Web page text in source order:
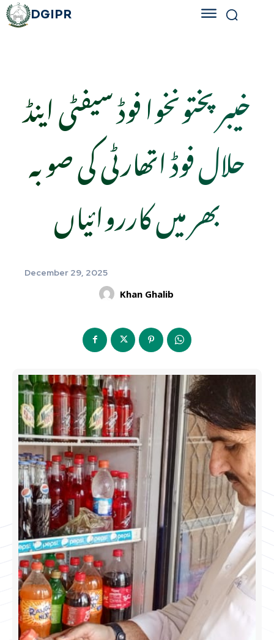
DGIPR
خیبر پختونخوا فوڈ سیفٹی اینڈ
حلال فوڈ اتھارٹی کی صوبہ
بھر میں کارروائیاں
December 29, 2025
Khan Ghalib